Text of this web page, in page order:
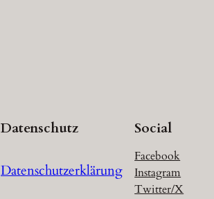
Datenschutz
Datenschutzerklärung
Social
Facebook
Instagram
Twitter/X